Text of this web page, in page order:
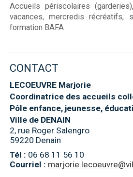
Accueils périscolaires
vacances, mercredis récréatifs,
formation BAFA
CONTACT
LECOEUVRE Marjorie
Coordinatrice des accueils
Pôle enfance, jeunesse,
Ville de DENAIN
2, rue Roger Salengro
59220 Denain
Tél : 06 68 11 56 10
Courriel :